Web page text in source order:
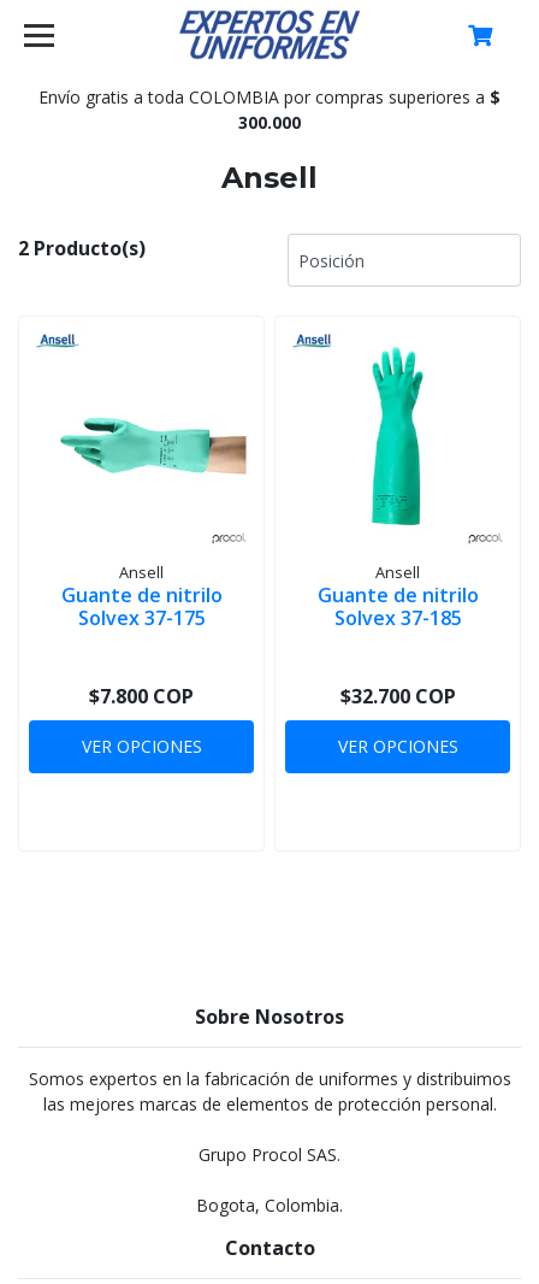
Envío gratis a toda COLOMBIA por compras superiores a $
300.000
Ansell
2 Producto(s)
Ansell
Guante de nitrilo
Solvex 37-175
$7.800 COP
VER OPCIONES
Ansell
Guante de nitrilo
Solvex 37-185
$32.700 COP
VER OPCIONES
Sobre Nosotros
Somos expertos en la fabricación de uniformes y distribuimos
las mejores marcas de elementos de protección personal.
Grupo Procol SAS.
Bogota, Colombia.
Contacto